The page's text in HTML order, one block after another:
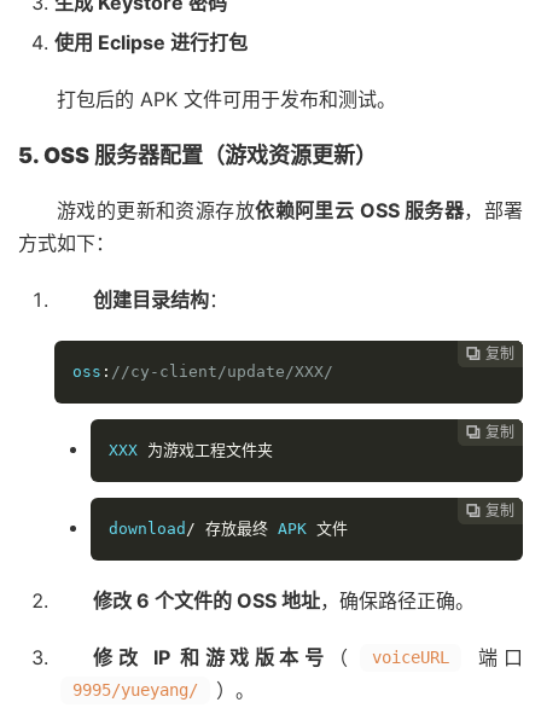
使用 Eclipse 进行打包
打包后的 APK 文件可用于发布和测试。
5. OSS 服务器配置（游戏资源更新）
游戏的更新和资源存放依赖阿里云 OSS 服务器，部署
方式如下：
创建目录结构：
 复制
 复制
 复制
 复制
 复制
oss : / /cy-client/update /XXX/
 复制
 复制
 复制
 复制
XXX 为游戏工程文件夹
 复制
 复制
 复制
download / 存放最终 APK 文件
修改 6 个文件的 OSS 地址，确保路径正确。
修改 IP 和游戏版本号 （ voiceURL 端口
9995/yueyang/ ）。